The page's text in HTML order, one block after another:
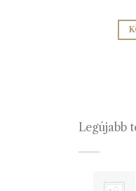
Legújabb